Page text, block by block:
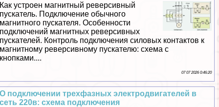
Как устроен магнитный реверсивный
пускатель. Подключение обычного
магнитного пускателя. Особенности
подключений магнитных реверсивных
пускателей. Контроль подключения силовых контактов к
магнитному реверсивному пускателю: схема с
кнопками....
07 07 2026 0:46:20
О подключении трехфазных электродвигателей в
сеть 220в: схема подключения